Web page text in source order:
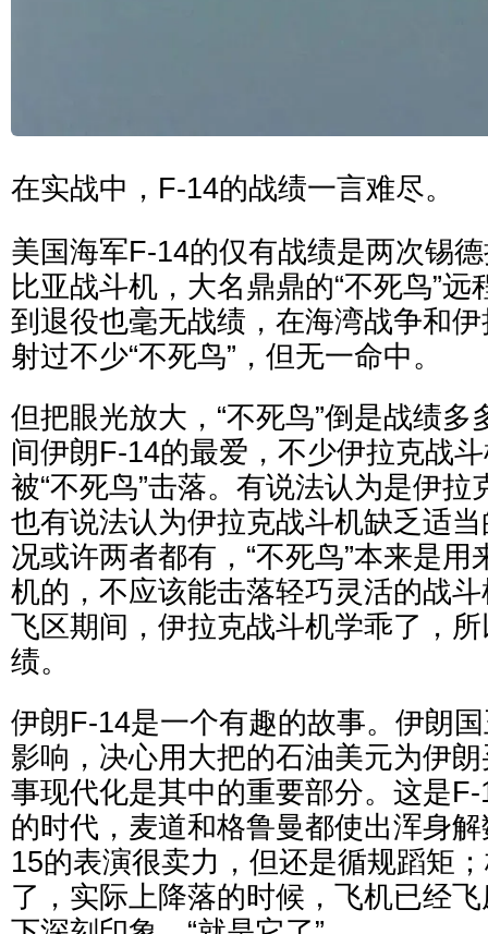
在实战中，F-14的战绩一言难尽。
美国海军F-14的仅有战绩是两次锡
比亚战斗机，大名鼎鼎的“不死鸟”
到退役也毫无战绩，在海湾战争和
射过不少“不死鸟”，但无一命中。
但把眼光放大，“不死鸟”倒是战绩
间伊朗F-14的最爱，不少伊拉克战
被“不死鸟”击落。有说法认为是伊
也有说法认为伊拉克战斗机缺乏适
况或许两者都有，“不死鸟”本来是
机的，不应该能击落轻巧灵活的战
飞区期间，伊拉克战斗机学乖了，所
绩。
伊朗F-14是一个有趣的故事。伊朗
影响，决心用大把的石油美元为伊
事现代化是其中的重要部分。这是
的时代，麦道和格鲁曼都使出浑身
15的表演很卖力，但还是循规蹈矩
了，实际上降落的时候，飞机已经